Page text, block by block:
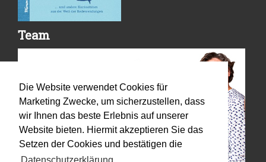
Die Website verwendet Cookies für
Marketing Zwecke, um sicherzustellen, dass
wir Ihnen das beste Erlebnis auf unserer
Website bieten. Hiermit akzeptieren Sie das
Setzen der Cookies und bestätigen die
Team